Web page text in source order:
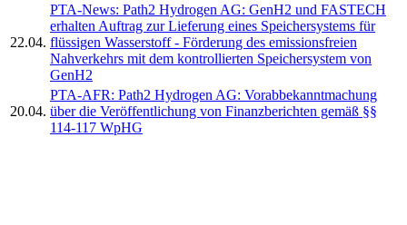
22.04.
PTA-News: Path2 Hydrogen AG: GenH2 und FASTECH
erhalten Auftrag zur Lieferung eines Speichersystems für
flüssigen Wasserstoff - Förderung des emissionsfreien
Nahverkehrs mit dem kontrollierten Speichersystem von
GenH2
20.04.
PTA-AFR: Path2 Hydrogen AG: Vorabbekanntmachung
über die Veröffentlichung von Finanzberichten gemäß §§
114-117 WpHG